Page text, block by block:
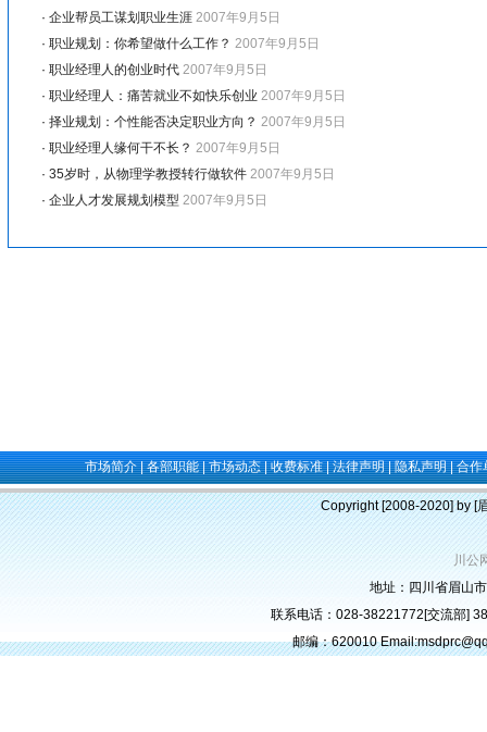
· 企业帮员工谋划职业生涯 2007年9月5日
· 职业规划：你希望做什么工作？ 2007年9月5日
· 职业经理人的创业时代 2007年9月5日
· 职业经理人：痛苦就业不如快乐创业 2007年9月5日
· 择业规划：个性能否决定职业方向？ 2007年9月5日
· 职业经理人缘何干不长？ 2007年9月5日
· 35岁时，从物理学教授转行做软件 2007年9月5日
· 企业人才发展规划模型 2007年9月5日
市场简介|各部职能|市场动态|收费标准|法律声明|隐私声明|合作
Copyright [2008-2020] by [
川公
地址：四川省眉山
联系电话：028-38221772[交流部]
邮编：620010